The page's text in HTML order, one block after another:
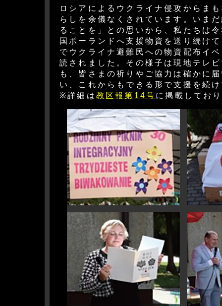
ロシアによるウクライナ侵攻からま
らしを余儀なくされています。いま
ることを」との思いから、私たちは
国ポーランドへ支援物資を送り続け
でウクライナ避難民への物資配布イ
読されました。その様子は現地テレ
も、皆さまの祈りやご協力は確かに
い、これからもできる形で支援を続
※詳細は 教区報第14号 に掲載してお